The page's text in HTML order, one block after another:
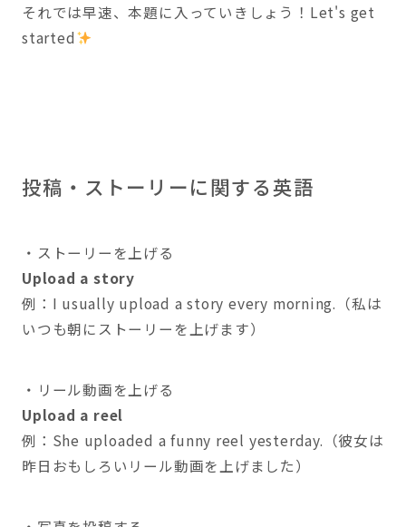
それでは早速、本題に入っていきしょう！Let's get
started
投稿・ストーリーに関する英語
・ストーリーを上げる
Upload a story
例：I usually upload a story every morning.（私は
いつも朝にストーリーを上げます）
・リール動画を上げる
Upload a reel
例：She uploaded a funny reel yesterday.（彼女は
昨日おもしろいリール動画を上げました）